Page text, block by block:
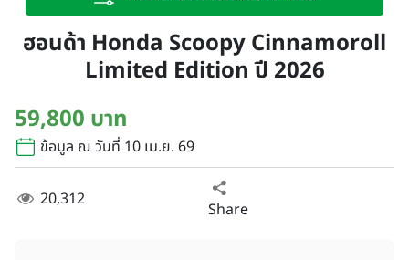
ฮอนด้า Honda Scoopy Cinnamoroll
Limited Edition ปี 2026
59,800 บาท
ข้อมูล ณ วันที่ 10 เม.ย. 69
20,312 Share